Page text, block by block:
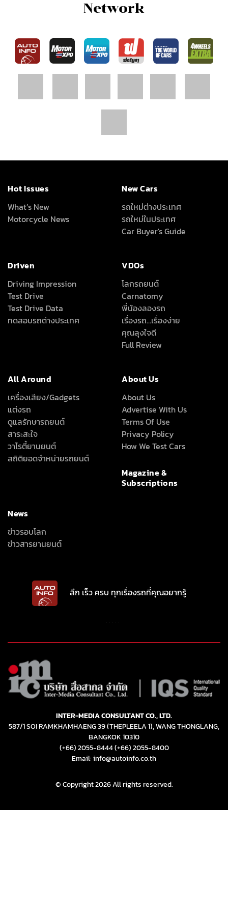
Network
Hot Issues
What’s New
Motorcycle News
New Cars
รถใหม่ต่างประเทศ
รถใหม่ในประเทศ
Car Buyer's Guide
Driven
Driving Impression
Test Drive
Test Drive Data
ทดสอบรถต่างประเทศ
VDOs
โลกรถยนต์
Carnatomy
พี่น้องลองรถ
เรื่องรถ…เรื่องง่าย
คุณลุงใจดี
Full Review
All Around
เครื่องเสียง/Gadgets
แต่งรถ
ดูแลรักษารถยนต์
สาระสะใจ
วาไรตี้ยานยนต์
สถิติยอดจำหน่ายรถยนต์
About Us
About Us
Advertise With Us
Terms Of Use
Privacy Policy
How We Test Cars
Magazine &
Subscriptions
News
ข่าวรอบโลก
ข่าวสารยานยนต์
ลึก เร็ว ครบ ทุกเรื่องรถที่คุณอยากรู้
INTER-MEDIA CONSULTANT CO., LTD.
587/1 SOI RAMKHAMHAENG 39 (THEPLEELA 1), WANG THONGLANG,
BANGKOK 10310
(+66) 2055-8444(+66) 2055-8400
Email: info@autoinfo.co.th
© Copyright 2026 All rights reserved.